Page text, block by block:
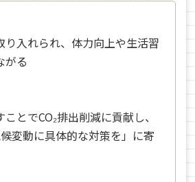
り入れられ、体力向上や生活習
がる
とでCO₂排出削減に貢献し、
変動に具体的な対策を」に寄